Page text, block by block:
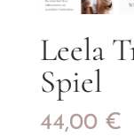
Leela
Spiel
44,00 €